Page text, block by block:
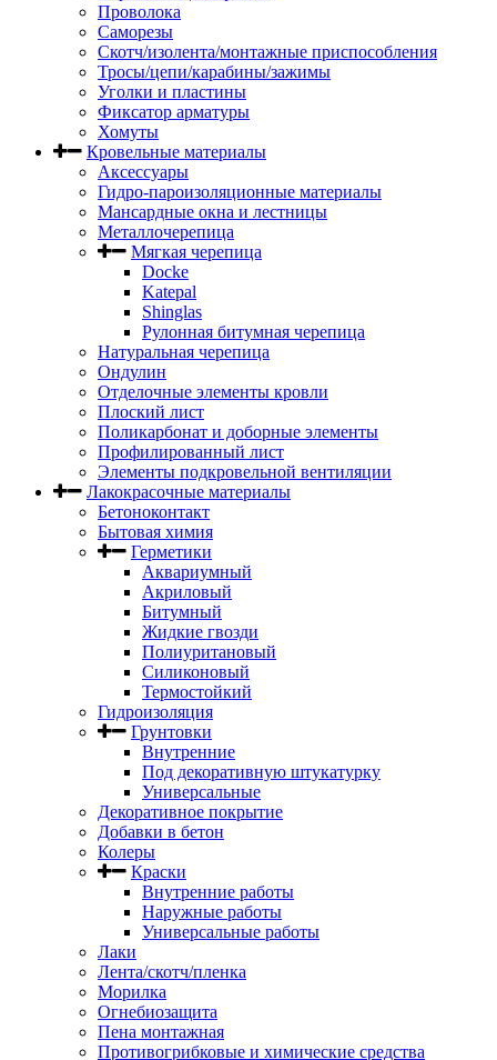
Проволока
Саморезы
Скотч/изолента/монтажные приспособления
Тросы/цепи/карабины/зажимы
Уголки и пластины
Фиксатор арматуры
Хомуты
Кровельные материалы
Аксессуары
Гидро-пароизоляционные материалы
Мансардные окна и лестницы
Металлочерепица
Мягкая черепица
Docke
Katepal
Shinglas
Рулонная битумная черепица
Натуральная черепица
Ондулин
Отделочные элементы кровли
Плоский лист
Поликарбонат и доборные элементы
Профилированный лист
Элементы подкровельной вентиляции
Лакокрасочные материалы
Бетоноконтакт
Бытовая химия
Герметики
Аквариумный
Акриловый
Битумный
Жидкие гвозди
Полиуритановый
Силиконовый
Термостойкий
Гидроизоляция
Грунтовки
Внутренние
Под декоративную штукатурку
Универсальные
Декоративное покрытие
Добавки в бетон
Колеры
Краски
Внутренние работы
Наружные работы
Универсальные работы
Лаки
Лента/скотч/пленка
Морилка
Огнебиозащита
Пена монтажная
Противогрибковые и химические средства